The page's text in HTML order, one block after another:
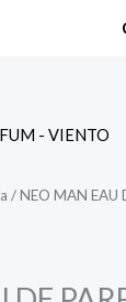
/ NEO MAN EAU